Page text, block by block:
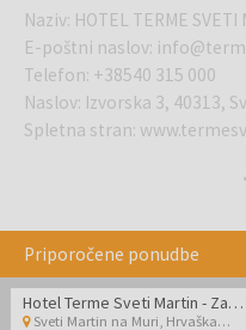
Naziv: HOTEL TERME SVETI
E-poštni naslov:
Telefon: +38540 315 000
Naslov: Izvorska 3, 40313,
Spletna stran:
Priporočene ponudbe
Hotel Terme Sveti Martin - Zabaven poletni družinski wellness oddih
Sveti Martin na Muri, Hrvaška